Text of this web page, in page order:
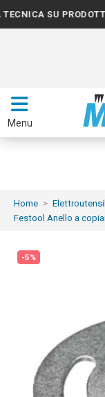
SU PRODOTTI
Menu
Home
Festool Anello a
-5%